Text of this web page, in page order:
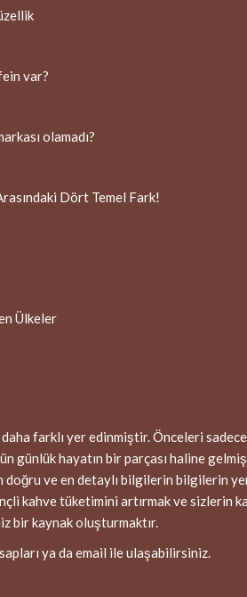
var?
olamadı?
Dört Temel Fark!
Ülkeler
farklı yer edinmiştir. Önceleri
günlük hayatın bir parçası haline
ve en detaylı bilgilerin bilgilerin yer
kahve tüketimini artırmak ve sizlerin
bir kaynak oluşturmaktır.
ya da email ile ulaşabilirsiniz.